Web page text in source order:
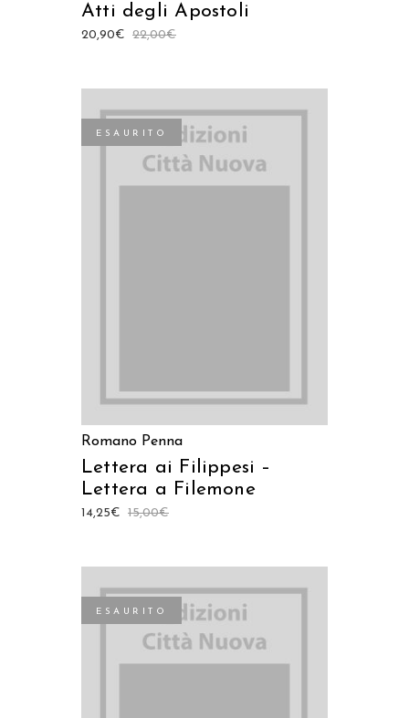
Atti degli Apostoli
22,00€
20,90€
ESAURITO
Romano Penna
Lettera ai Filippesi –
Lettera a Filemone
15,00€
14,25€
ESAURITO